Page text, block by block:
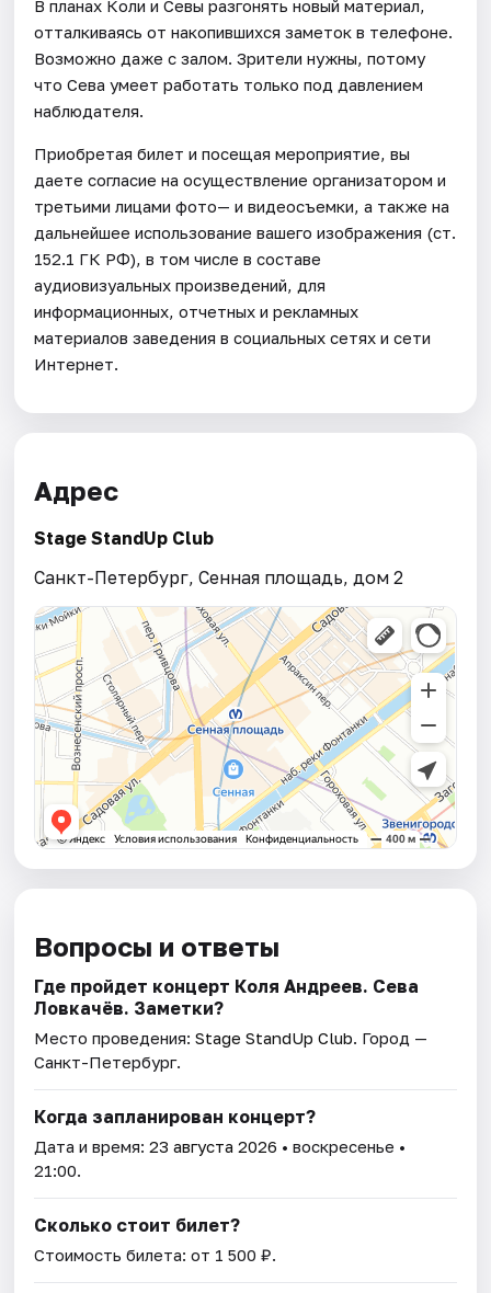
В планах Коли и Севы разгонять новый материал,
отталкиваясь от накопившихся заметок в телефоне.
Возможно даже с залом. Зрители нужны, потому
что Сева умеет работать только под давлением
наблюдателя.
Приобретая билет и посещая мероприятие, вы
даете согласие на осуществление организатором и
третьими лицами фото— и видеосъемки, а также на
дальнейшее использование вашего изображения (ст.
152.1 ГК РФ), в том числе в составе
аудиовизуальных произведений, для
информационных, отчетных и рекламных
материалов заведения в социальных сетях и сети
Интернет.
Адрес
Stage StandUp Club
Санкт-Петербург, Сенная площадь, дом 2
Вопросы и ответы
Где пройдет концерт Коля Андреев. Сева
Ловкачёв. Заметки?
Место проведения:Stage StandUp Club. Город —
Санкт-Петербург.
Когда запланирован концерт?
Дата и время:23 августа 2026 • воскресенье •
21:00.
Сколько стоит билет?
Стоимость билета: от 1 500 ₽.